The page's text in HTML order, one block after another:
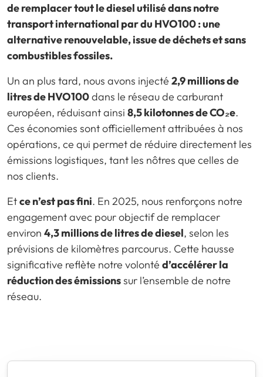
de remplacer tout le diesel utilisé dans notre
transport international par du HVO100 : une
alternative renouvelable, issue de déchets et sans
combustibles fossiles.
Un an plus tard, nous avons injecté 2,9 millions de
litres de HVO100dans le réseau de carburant
européen, réduisant ainsi 8,5 kilotonnes de CO₂e.
Ces économies sont officiellement attribuées à nos
opérations, ce qui permet de réduire directement les
émissions logistiques, tant les nôtres que celles de
nos clients.
Etce n’est pas fini. En 2025, nous renforçons notre
engagement avec pour objectif de remplacer
environ 4,3 millions de litres de diesel, selon les
prévisions de kilomètres parcourus. Cette hausse
significative reflète notre volonté d’accélérer la
réduction des émissionssur l’ensemble de notre
réseau.